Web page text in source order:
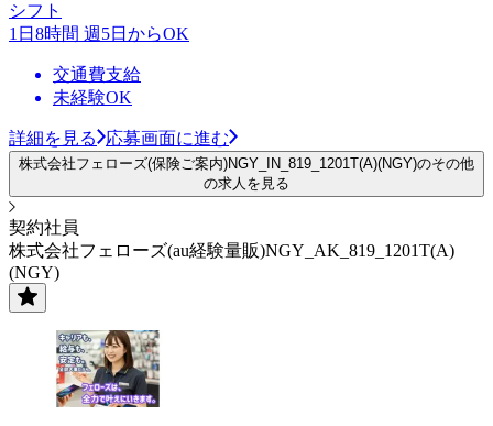
シフト
1日8時間 週5日からOK
交通費支給
未経験OK
詳細を見る 応募画面に進む
株式会社フェローズ(保険ご案内)NGY_IN_819_1201T(A)(NGY)のその他
の求人を見る
契約社員
株式会社フェローズ(au経験量販)NGY_AK_819_1201T(A)
(NGY)